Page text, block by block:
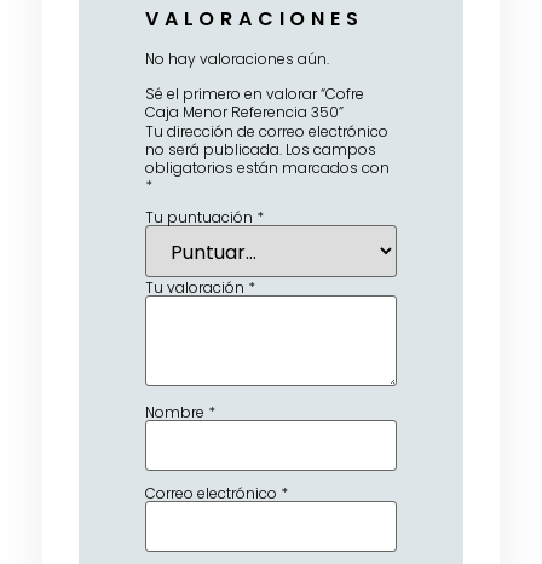
VALORACIONES
No hay valoraciones aún.
Sé el primero en valorar “Cofre
Caja Menor Referencia 350”
Tu dirección de correo electrónico
no será publicada. Los campos
obligatorios están marcados con
*
Tu puntuación *
Tu valoración *
Nombre *
Correo electrónico *